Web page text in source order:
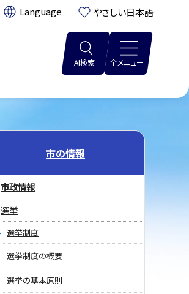
翻訳: やさしい日本語
AI検索 全メニュー
市の情報
市政情報
選挙
選挙制度
選挙制度の概要
選挙の基本原則